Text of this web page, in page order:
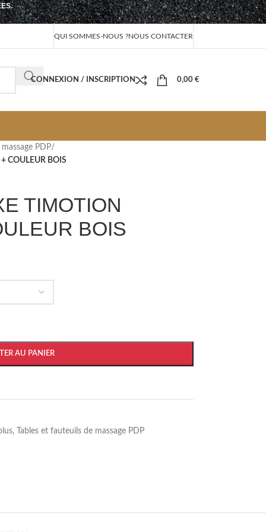
QUI SOMMES-NOUS ?NOUS CONTACTER
CONNEXION / INSCRIPTION 0,00 €
PDP/
COULEUR BOIS
TIMOTION
BOIS
AU PANIER
, Tables et fauteuils de massage PDP